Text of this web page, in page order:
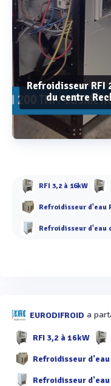
Refroidisseur RFI
du centre
RFI 3,2 à 16kW
Refroidisseur d'eau
Refroidisseur d'eau
EURODIFROID a
RFI 3,2 à 16kW
Refroidisseur d'eau
Refroidisseur d'eau